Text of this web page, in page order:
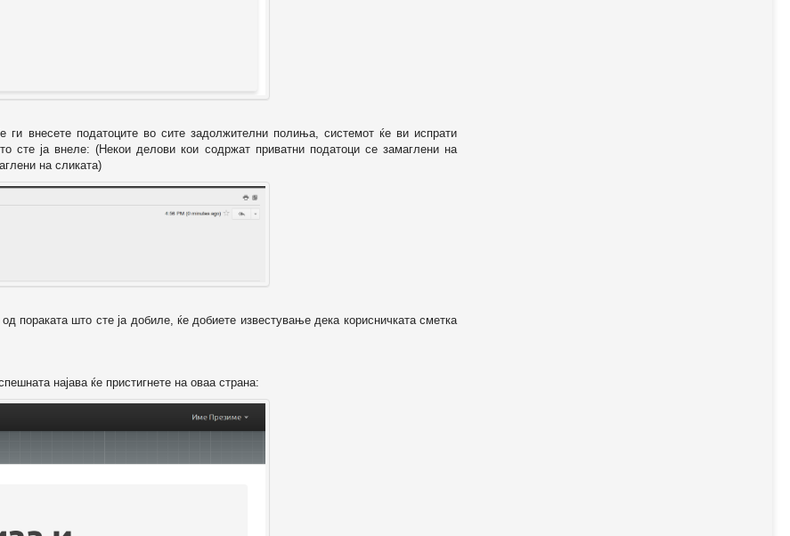
ги внесете податоците во сите задолжителни полиња, системот ќе ви испрати
сте ја внеле: (Некои делови кои содржат приватни податоци се замаглени на
на сликата)
пораката што сте ја добиле, ќе добиете известување дека корисничката сметка
најава ќе пристигнете на оваа страна: